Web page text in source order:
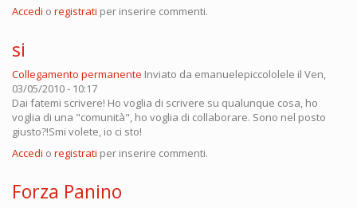
Accedi o registrati per inserire commenti.
si
Collegamento permanente Inviato da emanuelepiccololele il Ven,
03/05/2010 - 10:17
Dai fatemi scrivere! Ho voglia di scrivere su qualunque cosa, ho
voglia di una "comunità", ho voglia di collaborare. Sono nel posto
giusto?!Smi volete, io ci sto!
Accedi o registrati per inserire commenti.
Forza Panino